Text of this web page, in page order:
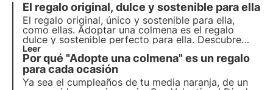
El regalo original, dulce y sostenible para ella
El regalo original, único y sostenible para ella,
como ellas. Adoptar una colmena es el regalo
dulce y sostenible perfecto para ella. Descubre
cómo adoptar una colmena es el mejor regalo
ético que puedes hacer.
Leer
Por qué "Adopte una colmena" es un regalo
para cada ocasión
Ya sea el cumpleaños de tu media naranja, de un